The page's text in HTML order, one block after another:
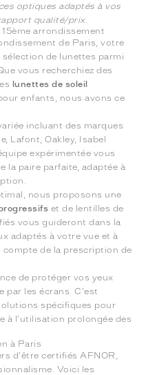
optiques adaptés à vos
qualité/prix.
arrondissement
de Paris, votre
de lunettes parmi
vous recherchiez des
lunettes de soleil
enfants, nous avons ce
incluant des marques
Lafont, Oakley, Isabel
expérimentée vous
la paire parfaite, adaptée à
nous proposons une
et de lentilles de
vous guideront dans la
adaptés à votre vue et à
de la prescription de
de protéger vos yeux
par les écrans. C'est
spécifiques pour
à l'utilisation prolongée des
à Paris
d'être certifiés AFNOR,
Voici les